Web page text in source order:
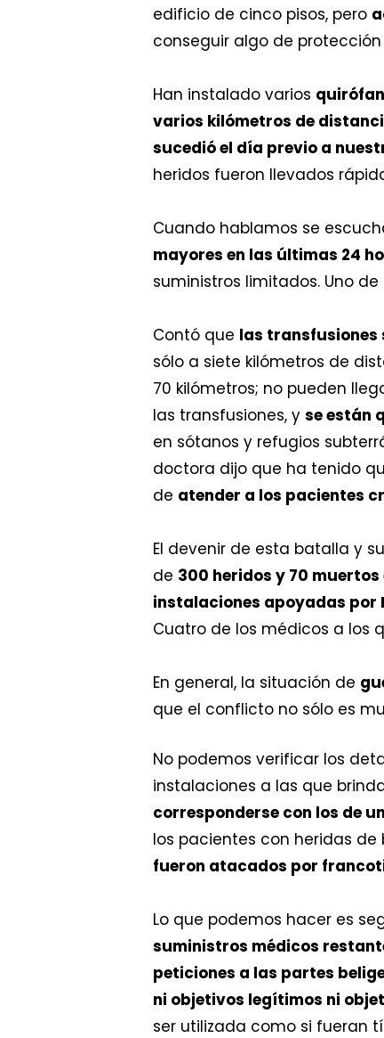
edificio de cinco pisos, pero
conseguir algo de
Han instalado varios
varios kilómetros de
sucedió el día previo a
heridos fueron llevados
Cuando hablamos se
mayores en las últimas 24
suministros limitados. Uno
Contó que las transfusiones
sólo a siete kilómetros de
70 kilómetros; no pueden
las transfusiones, y se están
en sótanos y refugios
doctora dijo que ha tenido
de atender a los pacientes
El devenir de esta batalla y
de 300 heridos y 70
instalaciones apoyadas por
Cuatro de los médicos a los
En general, la situación de
que el conflicto no sólo es
No podemos verificar los
instalaciones a las que
corresponderse con los de
los pacientes con heridas
fueron atacados por
Lo que podemos hacer es
suministros médicos
peticiones a las partes
ni objetivos legítimos ni
ser utilizada como si fueran